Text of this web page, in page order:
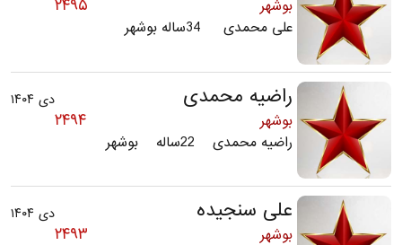
۲۴۹۵
بوشهر
علی محمدی 34ساله بوشهر
دی ۱۴۰۴ راضیه محمدی
۲۴۹۴
بوشهر
راضیه محمدی 22ساله بوشهر
دی ۱۴۰۴ علی سنجیده
۲۴۹۳
بوشهر